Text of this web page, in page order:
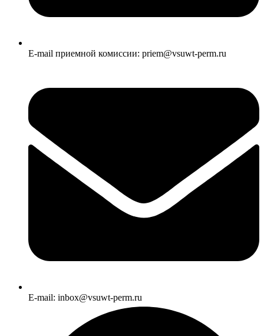
E-mail приемной комиссии: priem@vsuwt-perm.ru
E-mail: inbox@vsuwt-perm.ru